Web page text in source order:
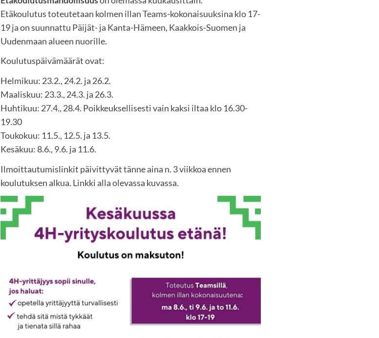
Etäkoulutus toteutetaan kolmen illan Teams-kokonaisuuksina klo 17-
19 ja on suunnattu Päijät- ja Kanta-Hämeen, Kaakkois-Suomen ja
Uudenmaan alueen nuorille.
Koulutuspäivämäärät ovat:
Helmikuu: 23.2., 24.2. ja 26.2.
Maaliskuu: 23.3., 24.3. ja 26.3.
Huhtikuu: 27.4., 28.4. Poikkeuksellisesti vain kaksi iltaa klo 16.30-
19.30
Toukokuu: 11.5., 12.5. ja 13.5.
Kesäkuu: 8.6., 9.6. ja 11.6.
Ilmoittautumislinkit päivittyvät tänne aina n. 3 viikkoa ennen
koulutuksen alkua. Linkki alla olevassa kuvassa.